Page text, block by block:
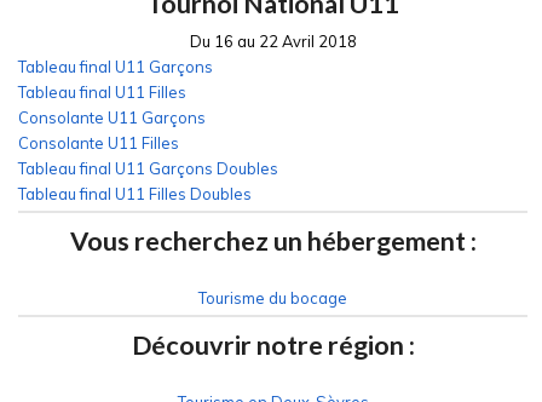
Du 16 au 22 Avril 2018
Tableau final U11 Garçons
Tableau final U11 Filles
Consolante U11 Garçons
Consolante U11 Filles
Tableau final U11 Garçons Doubles
Tableau final U11 Filles Doubles
Vous recherchez un hébergement :
Tourisme du bocage
Découvrir notre région :